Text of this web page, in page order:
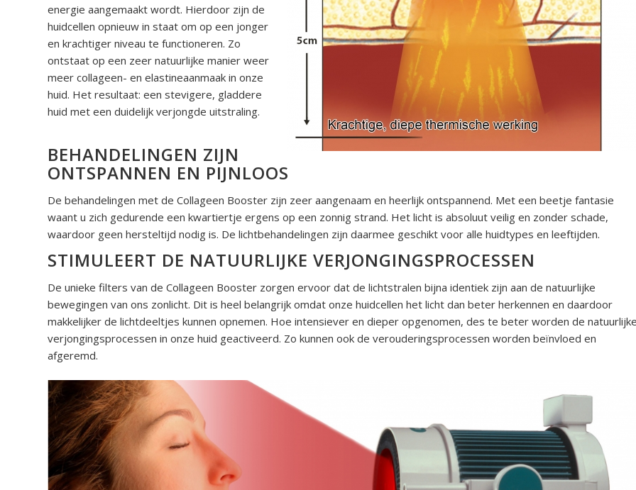
energie aangemaakt wordt. Hierdoor zijn de
huidcellen opnieuw in staat om op een jonger
en krachtiger niveau te functioneren. Zo
ontstaat op een zeer natuurlijke manier weer
meer collageen- en elastineaanmaak in onze
huid. Het resultaat: een stevigere, gladdere
huid met een duidelijk verjongde uitstraling.
BEHANDELINGEN ZIJN
ONTSPANNEN EN PIJNLOOS
De behandelingen met de Collageen Booster zijn zeer aangenaam en heerlijk ontspannend. Met een beetje fantasie
waant u zich gedurende een kwartiertje ergens op een zonnig strand. Het licht is absoluut veilig en zonder schade,
waardoor geen hersteltijd nodig is. De lichtbehandelingen zijn daarmee geschikt voor alle huidtypes en leeftijden.
STIMULEERT DE NATUURLIJKE VERJONGINGSPROCESSEN
De unieke filters van de Collageen Booster zorgen ervoor dat de lichtstralen bijna identiek zijn aan de natuurlijke
bewegingen van ons zonlicht. Dit is heel belangrijk omdat onze huidcellen het licht dan beter herkennen en daardoor
makkelijker de lichtdeeltjes kunnen opnemen. Hoe intensiever en dieper opgenomen, des te beter worden de
verjongingsprocessen in onze huid geactiveerd. Zo kunnen ook de verouderingsprocessen worden beïnvloed en
afgeremd.